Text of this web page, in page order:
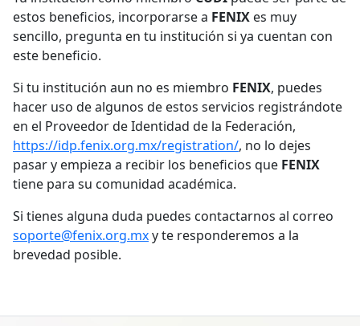
estos beneficios, incorporarse a FENIX es muy
sencillo, pregunta en tu institución si ya cuentan con
este beneficio.
Si tu institución aun no es miembro FENIX, puedes
hacer uso de algunos de estos servicios registrándote
en el Proveedor de Identidad de la Federación,
https://idp.fenix.org.mx/registration/, no lo dejes
pasar y empieza a recibir los beneficios que FENIX
tiene para su comunidad académica.
Si tienes alguna duda puedes contactarnos al correo
soporte@fenix.org.mxy te responderemos a la
brevedad posible.